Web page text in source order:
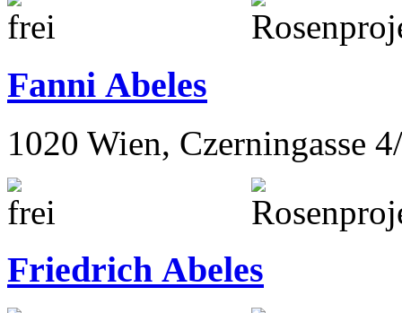
Fanni Abeles
1020 Wien, Czerningasse
Friedrich Abeles